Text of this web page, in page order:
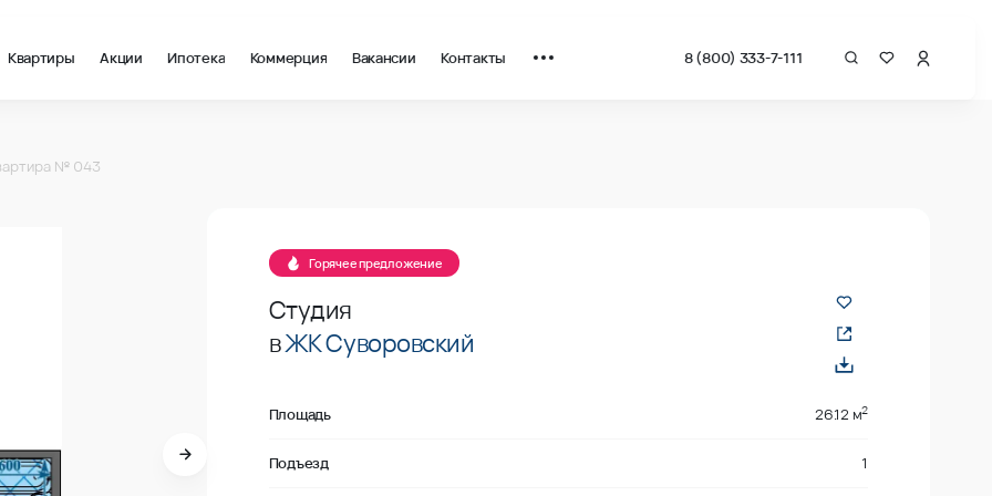
Квартиры Акции Ипотека Коммерция Вакансии Контакты 8 (800) 333-7-111
№ 043
Горячее предложение
Студия
вЖК Суворовский
Площадь 26.12 м2
Подъезд 1